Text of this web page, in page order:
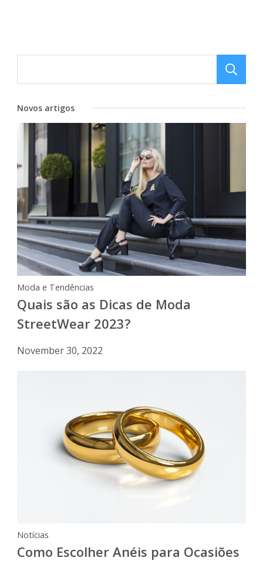
Novos artigos
Moda e Tendências
Quais são as Dicas de Moda
StreetWear 2023?
November 30, 2022
Notícias
Como Escolher Anéis para Ocasiões